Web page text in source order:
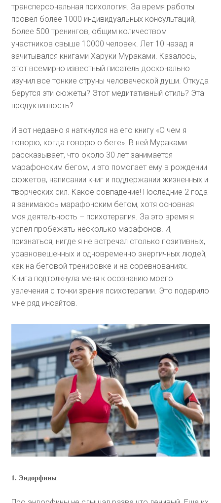
трансперсональная психология. За время работы
провел более 1000 индивидуальных консультаций,
более 500 тренингов, общим количеством
участников свыше 10000 человек. Лет 10 назад я
зачитывался книгами Харуки Мураками. Казалось,
этот всемирно известный писатель досконально
изучил все тонкие струны человеческой души. Откуда
берутся эти сюжеты? Этот медитативный стиль? Эта
продуктивность?
И вот недавно я наткнулся на его книгу «О чем я
говорю, когда говорю о беге». В ней Мураками
рассказывает, что около 30 лет занимается
марафонским бегом, и это помогает ему в рождении
сюжетов, написании книг и поддержании жизненных и
творческих сил. Какое совпадение! Последние 2 года
я занимаюсь марафонским бегом, хотя основная
моя деятельность – психотерапия. За это время я
успел пробежать несколько марафонов. И,
признаться, нигде я не встречал столько позитивных,
уравновешенных и одновременно энергичных людей,
как на беговой тренировке и на соревнованиях.
Книга подтолкнула меня к осознанию моего
увлечения с точки зрения психотерапии. Это подарило
мне ряд инсайтов.
1. Эндорфины